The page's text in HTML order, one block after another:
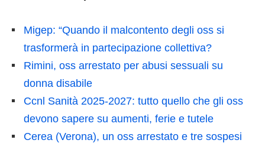
Migep: “Quando il malcontento degli oss si
trasformerà in partecipazione collettiva?
Rimini, oss arrestato per abusi sessuali su
donna disabile
Ccnl Sanità 2025-2027: tutto quello che gli oss
devono sapere su aumenti, ferie e tutele
Cerea (Verona), un oss arrestato e tre sospesi